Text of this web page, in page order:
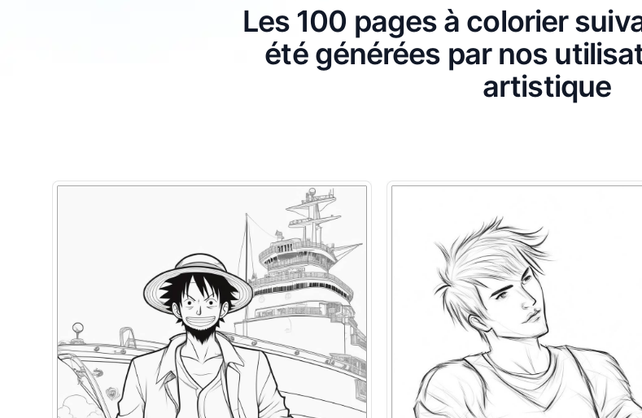
Les 100 pages à colorier
été générées par nos
artistique